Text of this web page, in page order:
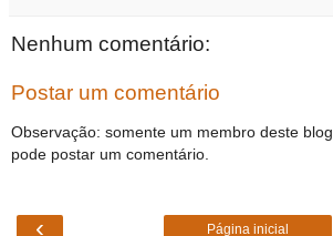
Nenhum comentário:
Postar um comentário
Observação: somente um membro deste blog
pode postar um comentário.
‹ Página inicial